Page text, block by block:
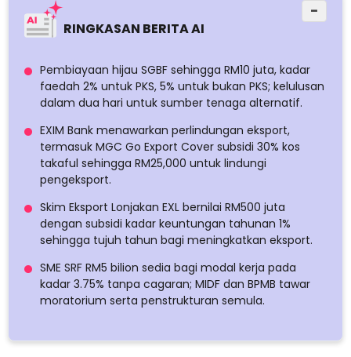
RINGKASAN BERITA AI
−
Pembiayaan hijau SGBF sehingga RM10 juta, kadar
faedah 2% untuk PKS, 5% untuk bukan PKS; kelulusan
dalam dua hari untuk sumber tenaga alternatif.
EXIM Bank menawarkan perlindungan eksport,
termasuk MGC Go Export Cover subsidi 30% kos
takaful sehingga RM25,000 untuk lindungi
pengeksport.
Skim Eksport Lonjakan EXL bernilai RM500 juta
dengan subsidi kadar keuntungan tahunan 1%
sehingga tujuh tahun bagi meningkatkan eksport.
SME SRF RM5 bilion sedia bagi modal kerja pada
kadar 3.75% tanpa cagaran; MIDF dan BPMB tawar
moratorium serta penstrukturan semula.